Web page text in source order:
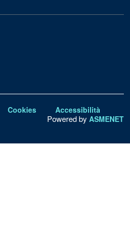
Cookies Accessibilità
Powered by ASMENET